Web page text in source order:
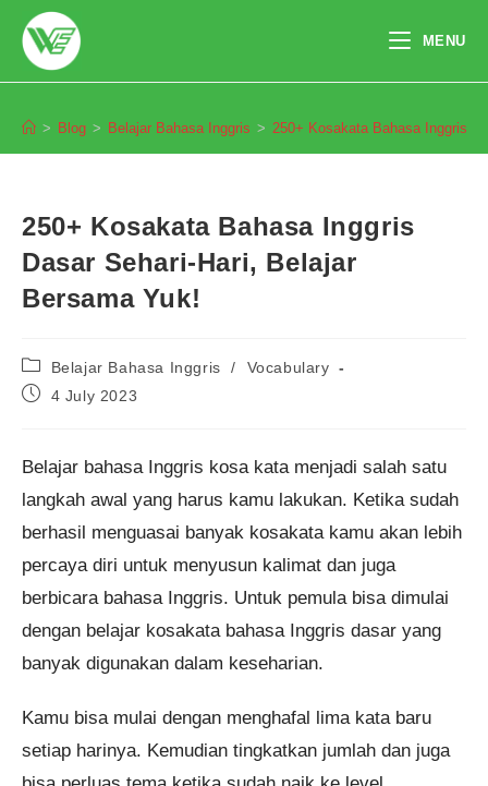
content
MENU
> Blog > Belajar Bahasa Inggris > 250+ Kosakata Bahasa Inggris
250+ Kosakata Bahasa Inggris
Dasar Sehari-Hari, Belajar
Bersama Yuk!
Post
category:
Belajar Bahasa Inggris /
Vocabulary
Post4 July 2023
Belajar bahasa Inggris kosa kata menjadi salah satu
langkah awal yang harus kamu lakukan. Ketika sudah
berhasil menguasai banyak kosakata kamu akan lebih
percaya diri untuk menyusun kalimat dan juga
berbicara bahasa Inggris. Untuk pemula bisa dimulai
dengan belajar kosakata bahasa Inggris dasar yang
banyak digunakan dalam keseharian.
Kamu bisa mulai dengan menghafal lima kata baru
setiap harinya. Kemudian tingkatkan jumlah dan juga